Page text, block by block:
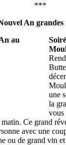
***
An grandes
une
la
vous
Ce grand
avec une
ou de grand vin